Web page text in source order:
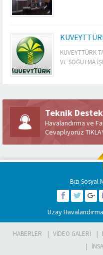
KUVEYTTÜRK
VE SOĞUTMA
Teknik Destek
Havalandırma ve
Cevaplıyoruz
Bizi Sosyal
Uzay
HABERLER VIDEO GALERI